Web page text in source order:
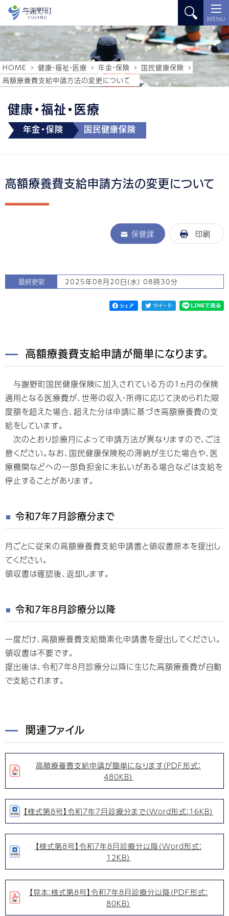
MENU
健康・福祉・医療
年金・保険 国民健康保険
HOME 健康・福祉・医療 年金・保険
国民健康保険
高額療養費支給申請方法の変更について
高額療養費支給申請方法の変更について
保健課 印刷
最終更新 2025年08月20日(水) 08時30分
高額療養費支給申請が簡単になります。
与謝野町国民健康保険に加入されている方の1ヵ月の保険
適用となる医療費が、世帯の収入・所得に応じて決められた限
度額を超えた場合、超えた分は申請に基づき高額療養費の支
給をしています。
次のとおり診療月によって申請方法が異なりますので、ご注
意ください。なお、国民健康保険税の滞納が生じた場合や、医
療機関などへの一部負担金に未払いがある場合などは支給を
停止することがあります。
令和7年7月診療分まで
月ごとに従来の高額療養費支給申請書と領収書原本を提出し
てください。
領収書は確認後、返却します。
令和7年8月診療分以降
一度だけ、高額療養費支給簡素化申請書を提出してください。
領収書は不要です。
提出後は、令和7年8月診療分以降に生じた高額療養費が自動
で支給されます。
関連ファイル
高額療養費支給申請が簡単になります（PDF形式：
480KB）
【様式第8号】令和7年7月診療分まで（Word形式：16KB）
【様式第8号】令和7年8月診療分以降（Word形式：
12KB）
【見本：様式第8号】令和7年8月診療分以降（PDF形式：
80KB）